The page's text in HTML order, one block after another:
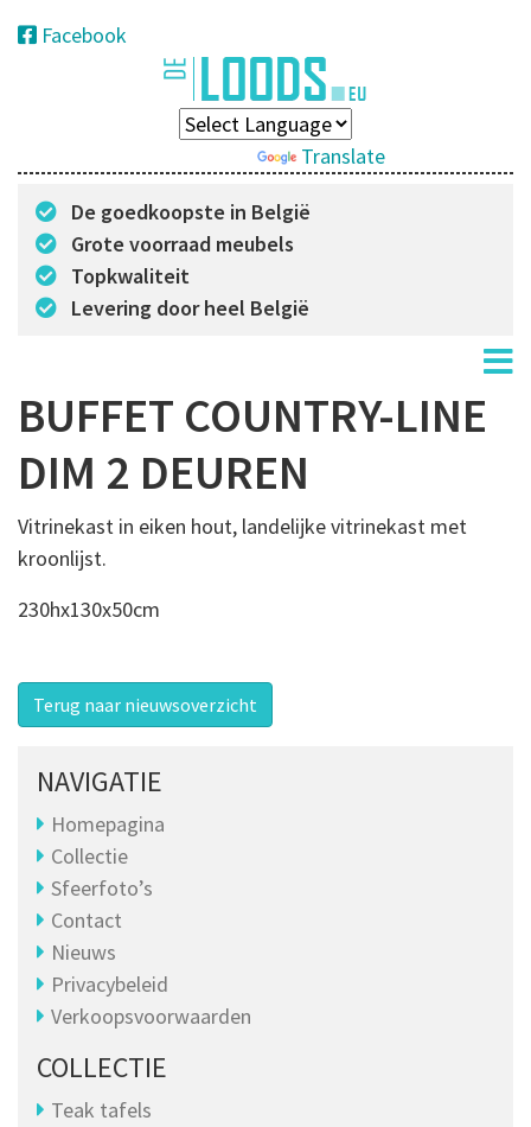
Facebook
Translate
De goedkoopste in België
Grote voorraad meubels
Topkwaliteit
Levering door heel België
BUFFET COUNTRY-LINE
DIM 2 DEUREN
Vitrinekast in eiken hout, landelijke vitrinekast met
kroonlijst.
230hx130x50cm
Terug naar nieuwsoverzicht
NAVIGATIE
Homepagina
Collectie
Sfeerfoto’s
Contact
Nieuws
Privacybeleid
Verkoopsvoorwaarden
COLLECTIE
Teak tafels